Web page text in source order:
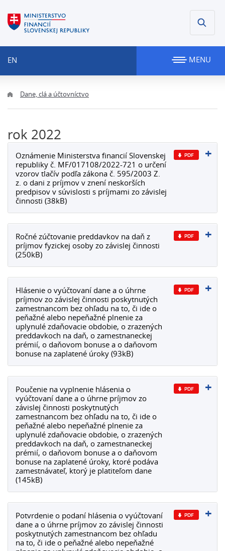
EN MENU
Dane, clá a účtovníctvo
rok 2022
Oznámenie Ministerstva financií Slovenskej
republiky č. MF/017108/2022-721 o určení
vzorov tlačív podľa zákona č. 595/2003 Z.
z. o dani z príjmov v znení neskorších
predpisov v súvislosti s príjmami zo závislej
činnosti (38kB)
Ročné zúčtovanie preddavkov na daň z
príjmov fyzickej osoby zo závislej činnosti
(250kB)
Hlásenie o vyúčtovaní dane a o úhrne
príjmov zo závislej činnosti poskytnutých
zamestnancom bez ohľadu na to, či ide o
peňažné alebo nepeňažné plnenie za
uplynulé zdaňovacie obdobie, o zrazených
preddavkoch na daň, o zamestnaneckej
prémií, o daňovom bonuse a o daňovom
bonuse na zaplatené úroky (93kB)
Poučenie na vyplnenie hlásenia o
vyúčtovaní dane a o úhrne príjmov zo
závislej činnosti poskytnutých
zamestnancom bez ohľadu na to, či ide o
peňažné alebo nepeňažné plnenie za
uplynulé zdaňovacie obdobie, o zrazených
preddavkoch na daň, o zamestnaneckej
prémií, o daňovom bonuse a o daňovom
bonuse na zaplatené úroky, ktoré podáva
zamestnávateľ, ktorý je platiteľom dane
(145kB)
Potvrdenie o podaní hlásenia o vyúčtovaní
dane a o úhrne príjmov zo závislej činnosti
poskytnutých zamestnancom bez ohľadu
na to, či ide o peňažné alebo nepeňažné